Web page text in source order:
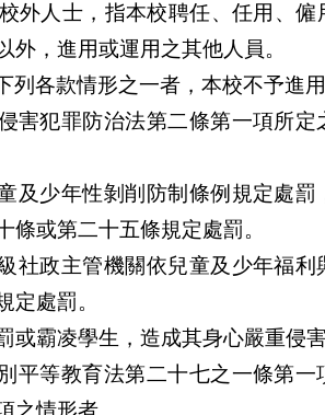
外人士，指本校聘任、任用、僱
外，進用或運用之其他人員。
列各款情形之一者，本校不予進用
侵害犯罪防治法第二條第一項所
童及少年性剝削防制條例規定處
條或第二十五條規定處罰。
級社政主管機關依兒童及少年福
定處罰。
或霸凌學生，造成其身心嚴重侵害
別平等教育法第二十七之一條第
之情形者。